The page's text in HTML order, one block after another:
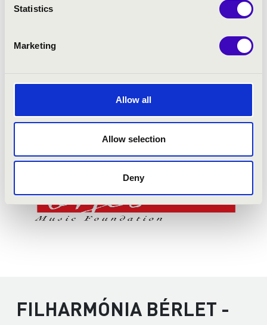
Statistics
Marketing
Allow all
Allow selection
Deny
FILHARMÓNIA BÉRLET -